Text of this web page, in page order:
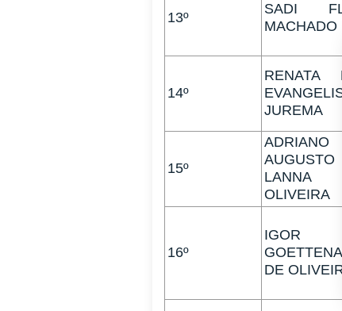
13º
SADI
MACHADO
14º
RENATA
JUREMA
15º
ADRIANO
AUGUSTO
OLIVEIRA
16º
IGOR
DE